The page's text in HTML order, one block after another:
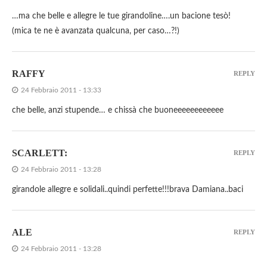
…ma che belle e allegre le tue girandoline….un bacione tesò!
(mica te ne è avanzata qualcuna, per caso…?!)
RAFFY
24 Febbraio 2011 - 13:33
che belle, anzi stupende… e chissà che buoneeeeeeeeeeee
REPLY
SCARLETT:
24 Febbraio 2011 - 13:28
girandole allegre e solidali..quindi perfette!!!brava Damiana..baci
REPLY
ALE
24 Febbraio 2011 - 13:28
REPLY